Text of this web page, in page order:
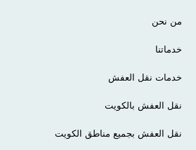
من نحن
خدماتنا
خدمات نقل العفش
نقل العفش بالكويت
نقل العفش بجميع مناطق الكويت